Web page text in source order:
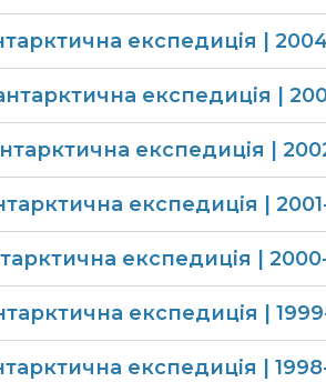
експедиція |
експедиція |
експедиція |
експедиція |
експедиція |
експедиція |
експедиція |